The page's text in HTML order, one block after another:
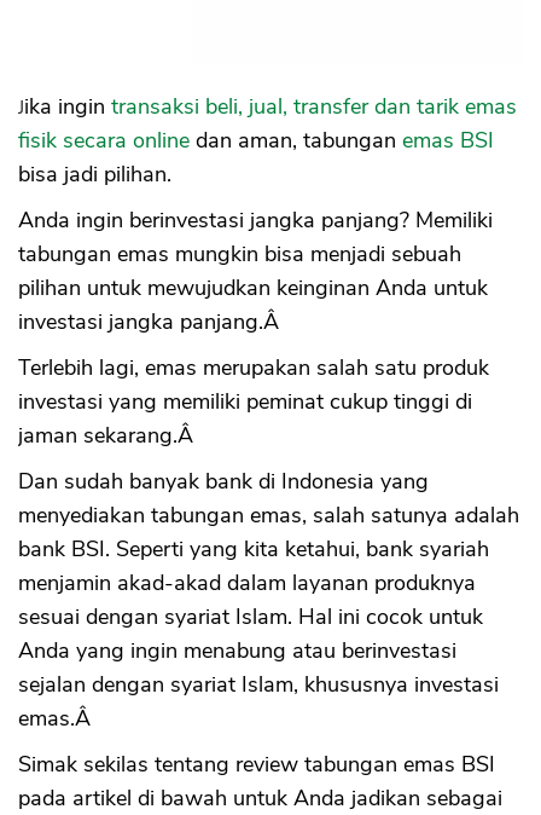
Jika ingin transaksi beli, jual, transfer dan tarik emas
fisik secara online dan aman, tabungan emas BSI
bisa jadi pilihan.
Anda ingin berinvestasi jangka panjang? Memiliki
tabungan emas mungkin bisa menjadi sebuah
pilihan untuk mewujudkan keinginan Anda untuk
investasi jangka panjang.Â
Terlebih lagi, emas merupakan salah satu produk
investasi yang memiliki peminat cukup tinggi di
jaman sekarang.Â
Dan sudah banyak bank di Indonesia yang
menyediakan tabungan emas, salah satunya adalah
bank BSI. Seperti yang kita ketahui, bank syariah
menjamin akad-akad dalam layanan produknya
sesuai dengan syariat Islam. Hal ini cocok untuk
Anda yang ingin menabung atau berinvestasi
sejalan dengan syariat Islam, khususnya investasi
emas.Â
Simak sekilas tentang review tabungan emas BSI
pada artikel di bawah untuk Anda jadikan sebagai